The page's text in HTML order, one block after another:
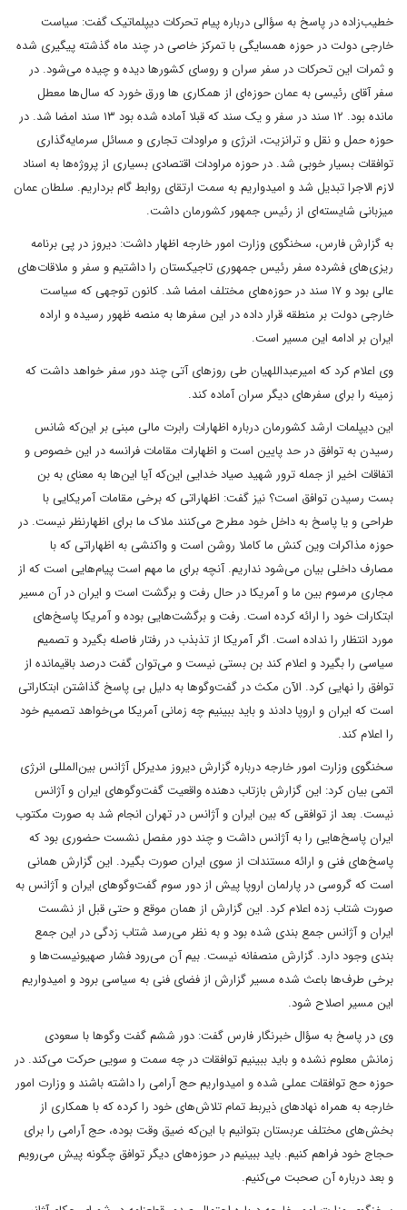
خطیب‌زاده در پاسخ به سؤالی درباره پیام تحرکات دیپلماتیک گفت: سیاست
خارجی دولت در حوزه همسایگی با تمرکز خاصی در چند ماه گذشته پیگیری شده
و ثمرات این تحرکات در سفر سران و روسای کشورها دیده و چیده می‌شود. در
سفر آقای رئیسی به عمان حوزه‌ای از همکاری ها ورق خورد که سال‌ها معطل
مانده بود. ۱۲ سند در سفر و یک سند که قبلا آماده شده بود ۱۳ سند امضا شد. در
حوزه حمل و نقل و ترانزیت، انرژی و مراودات تجاری و مسائل سرمایه‌گذاری
توافقات بسیار خوبی شد. در حوزه مراودات اقتصادی بسیاری از پروژه‌ها به اسناد
لازم الاجرا تبدیل شد و امیدواریم به سمت ارتقای روابط گام برداریم. سلطان عمان
میزبانی شایسته‌ای از رئیس جمهور کشورمان داشت.
به گزارش فارس، سخنگوی وزارت امور خارجه اظهار داشت: دیروز در پی برنامه
ریزی‌های فشرده سفر رئیس جمهوری تاجیکستان را داشتیم و سفر و ملاقات‌های
عالی بود و ۱۷ سند در حوزه‌های مختلف امضا شد. کانون توجهی که سیاست
خارجی دولت بر منطقه قرار داده در این سفرها به منصه ظهور رسیده و اراده
ایران بر ادامه این مسیر است.
وی اعلام کرد که امیرعبداللهیان طی روزهای آتی چند دور سفر خواهد داشت که
زمینه را برای سفرهای دیگر سران آماده کند.
این دیپلمات ارشد کشورمان درباره اظهارات رابرت مالی مبنی بر این‌که شانس
رسیدن به توافق در حد پایین است و اظهارات مقامات فرانسه در این خصوص و
اتفاقات اخیر از جمله ترور شهید صیاد خدایی این‌که آیا این‌ها به معنای به بن
بست رسیدن توافق است؟ نیز گفت: اظهاراتی که برخی مقامات آمریکایی با
طراحی و یا پاسخ به داخل خود مطرح می‌کنند ملاک ما برای اظهارنظر نیست. در
حوزه مذاکرات وین کنش ما کاملا روشن است و واکنشی به اظهاراتی که با
مصارف داخلی بیان می‌شود نداریم. آنچه برای ما مهم است پیام‌هایی است که از
مجاری مرسوم بین ما و آمریکا در حال رفت و برگشت است و ایران در آن مسیر
ابتکارات خود را ارائه کرده است. رفت و برگشت‌هایی بوده و آمریکا پاسخ‌های
مورد انتظار را نداده است. اگر آمریکا از تذبذب در رفتار فاصله بگیرد و تصمیم
سیاسی را بگیرد و اعلام کند بن بستی نیست و می‌توان گفت درصد باقیمانده از
توافق را نهایی کرد. الآن مکث در گفت‌وگوها به دلیل بی پاسخ گذاشتن ابتکاراتی
است که ایران و اروپا دادند و باید ببینیم چه زمانی آمریکا می‌خواهد تصمیم خود
را اعلام کند.
سخنگوی وزارت امور خارجه درباره گزارش دیروز مدیرکل آژانس بین‌المللی انرژی
اتمی بیان کرد: این گزارش بازتاب دهنده واقعیت گفت‌وگوهای ایران و آژانس
نیست. بعد از توافقی که بین ایران و آژانس در تهران انجام شد به صورت مکتوب
ایران پاسخ‌هایی را به آژانس داشت و چند دور مفصل نشست حضوری بود که
پاسخ‌های فنی و ارائه مستندات از سوی ایران صورت بگیرد. این گزارش همانی
است که گروسی در پارلمان اروپا پیش از دور سوم گفت‌وگوهای ایران و آژانس به
صورت شتاب زده اعلام کرد. این گزارش از همان موقع و حتی قبل از نشست
ایران و آژانس جمع بندی شده بود و به نظر می‌رسد شتاب زدگی در این جمع
بندی وجود دارد. گزارش منصفانه نیست. بیم آن می‌رود فشار صهیونیست‌ها و
برخی طرف‌ها باعث شده مسیر گزارش از فضای فنی به سیاسی برود و امیدواریم
این مسیر اصلاح شود.
وی در پاسخ به سؤال خبرنگار فارس گفت: دور ششم گفت وگوها با سعودی
زمانش معلوم نشده و باید ببینیم توافقات در چه سمت و سویی حرکت می‌کند. در
حوزه حج توافقات عملی شده و امیدواریم حج آرامی را داشته باشند و وزارت امور
خارجه به همراه نهادهای ذیربط تمام تلاش‌های خود را کرده که با همکاری از
بخش‌های مختلف عربستان بتوانیم با این‌که ضیق وقت بوده، حج آرامی را برای
حجاج خود فراهم کنیم. باید ببینیم در حوزه‌های دیگر توافق چگونه پیش می‌رویم
و بعد درباره آن صحبت می‌کنیم.